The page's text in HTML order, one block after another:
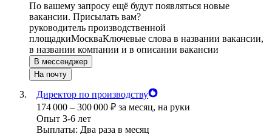
По вашему запросу ещё будут появляться новые
вакансии. Присылать вам?
руководитель производственной
площадкиМоскваКлючевые слова в названии вакансии,
в названии компании и в описании вакансии
В мессенджер
На почту
Директор по производству
174 000 – 300 000 ₽ за месяц, на руки
Опыт 3-6 лет
Выплаты: Два раза в месяц